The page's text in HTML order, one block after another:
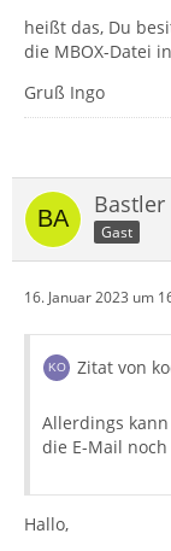
heißt das, Du
die MBOX-Datei
Gruß Ingo
Bastler
Gast
16. Januar 2023 um
Zitat von
Allerdings
die E-Mail
Hallo,